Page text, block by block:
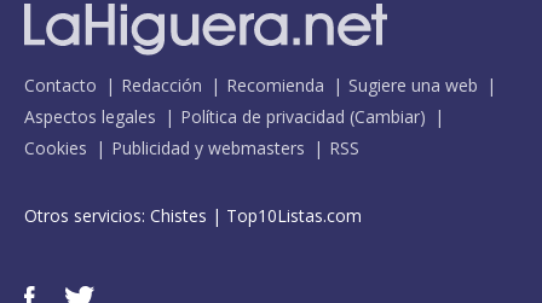
Contacto Redacción Recomienda
Sugiere una web
Aspectos legales
Política de privacidad (Cambiar)
Cookies
Publicidad y webmasters RSS
Otros servicios: Chistes | Top10Listas.com